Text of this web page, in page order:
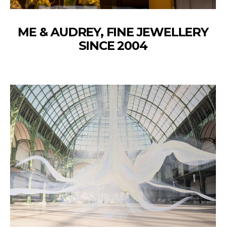
ME & AUDREY, FINE JEWELLERY
SINCE 2004